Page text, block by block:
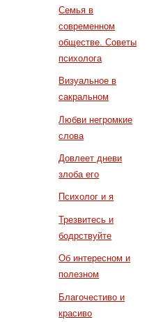
Семья в
современном
обществе. Советы
психолога
Визуальное в
сакральном
Любви негромкие
слова
Довлеет дневи
злоба его
Психолог и я
Трезвитесь и
бодрствуйте
Об интересном и
полезном
Благочестиво и
красиво